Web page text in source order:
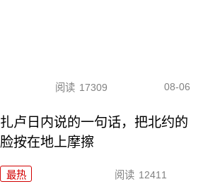
阅读 17309 08-06
扎卢日内说的一句话，把北约的
脸按在地上摩擦
最热 阅读 12411